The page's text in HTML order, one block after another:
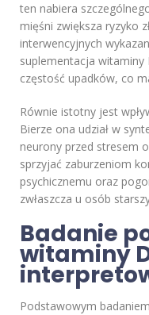
ten nabiera
mięśni zwiększa ryzyko
interwencyjnych
suplementacja witaminy
częstość upadków, co
Równie istotny jest
Bierze ona udział w
neurony przed stresem
sprzyjać zaburzeniom
psychicznemu oraz
zwłaszcza u osób
Badanie
witaminy
Podstawowym